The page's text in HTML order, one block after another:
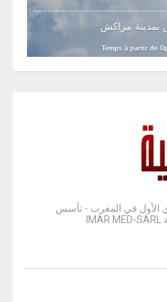
مراكش
Temps à partir de
الأول في المغرب - تأسس